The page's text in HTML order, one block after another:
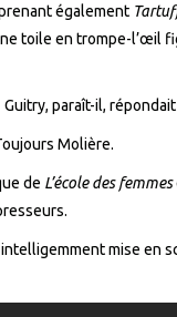
également
toile en trompe-l’œil
paraît-il,
Molière.
de L’école des femmes
mise en